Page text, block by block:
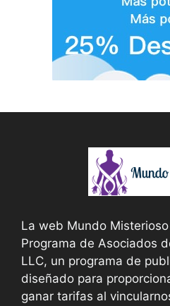
La web Mundo
Programa de Asociados
LLC, un programa de
diseñado para
ganar tarifas al